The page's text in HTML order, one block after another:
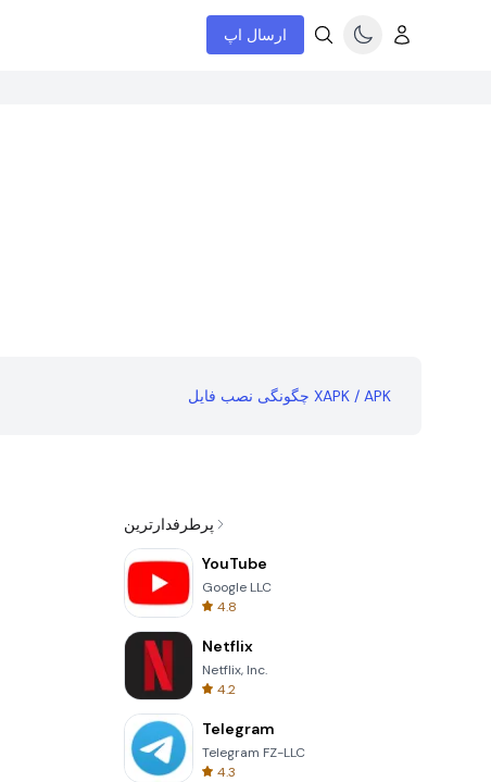
ارسال اپ
چگونگی نصب فایل XAPK / APK
پرطرفدارترین
YouTube
Google LLC
4.8
Netflix
Netflix, Inc.
4.2
Telegram
Telegram FZ-LLC
4.3